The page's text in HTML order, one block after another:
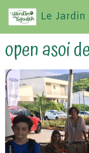
Le
open asoi